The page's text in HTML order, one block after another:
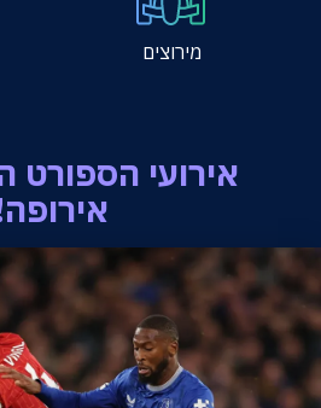
מירוצים
אירועי